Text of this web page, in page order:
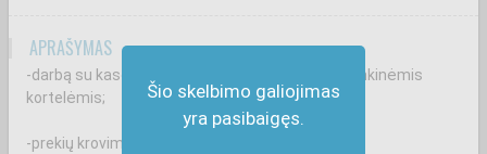
Šio skelbimo galiojimas
yra pasibaigęs.
APRAŠYMAS
-darbą su kasos aparatu, grynaisiais pinigais, bankinėmis
kortelėmis;
-prekių krovimą ir priežiūrą prekybos salėje;